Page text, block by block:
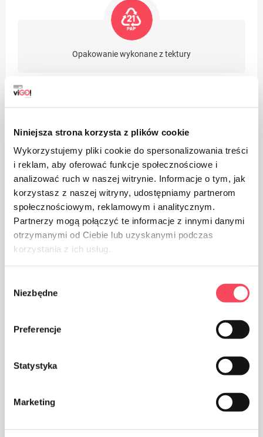
Niniejsza strona korzysta z plików cookie
Wykorzystujemy pliki cookie do spersonalizowania treści
i reklam, aby oferować funkcje społecznościowe i
analizować ruch w naszej witrynie. Informacje o tym, jak
korzystasz z naszej witryny, udostępniamy partnerom
społecznościowym, reklamowym i analitycznym.
Partnerzy mogą połączyć te informacje z innymi danymi
otrzymanymi od Ciebie lub uzyskanymi podczas
korzystania z ich usług.
zgody
Niezbędne
Preferencje
Statystyka
Marketing
Opakowanie wykonane z tektury
Produkt należy chronić przed wilgocią
Produkt należy chronić przed promieniami słonecznymi